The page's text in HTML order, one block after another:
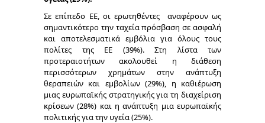
Σε επίπεδο ΕΕ, οι ερωτηθέντες αναφέρουν ως
σημαντικότερο την ταχεία πρόσβαση σε ασφαλή
και αποτελεσματικά εμβόλια για όλους τους
πολίτες της ΕΕ (39%). Στη λίστα των
προτεραιοτήτων ακολουθεί η διάθεση
περισσότερων χρημάτων στην ανάπτυξη
θεραπειών και εμβολίων (29%), η καθιέρωση
μιας ευρωπαϊκής στρατηγικής για τη διαχείριση
κρίσεων (28%) και η ανάπτυξη μια ευρωπαϊκής
πολιτικής για την υγεία (25%).